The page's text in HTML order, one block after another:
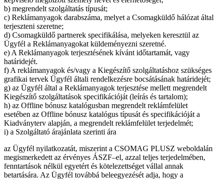
b) megrendelt szolgáltatás típusát;
c) Reklámanyagok darabszáma, melyet a Csomagküldő hálózat által
terjeszteni szeretne;
d) Csomagküldő partnerek specifikálása, melyeken keresztül az
Ügyfél a Reklámanyagokat küldeményezni szeretné.
e) A Reklámanyagok terjesztésének kívánt időtartamát, vagy
határidejét.
f) A reklámanyagok és/vagy a Kiegészítő szolgáltatáshoz szükséges
grafikai tervek Ügyfél általi rendelkezésre bocsátásának határidejét;
g) az Ügyfél által a Reklámanyagok terjesztése mellett megrendelt
Kiegészítő szolgáltatások specifikációját (leírás és tartalom);
h) az Offline bónusz katalógusban megrendelt reklámfelület
esetében az Offline bónusz katalógus típusát és specifikációját a
Kiadványterv alapján, a megrendelt reklámfelület terjedelmét;
i) a Szolgáltató árajánlata szerinti ára
az Ügyfél nyilatkozatát, miszerint a CSOMAG PLUSZ weboldalán
megismerkedett az érvényes ÁSZF–el, azzal teljes terjedelmében,
fenntartások nélkül egyetért és kötelezettséget vállal annak
betartására. Az Ügyfél továbbá beleegyezését adja, hogy a